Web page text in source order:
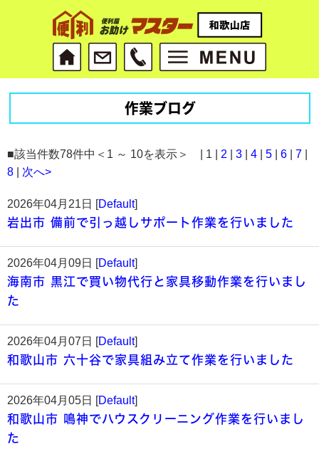
作業ブログ
■該当件数78件中＜1 ～ 10を表示＞ | 1 | 2 3 4 5 6 7
8
次へ>
2026年04月21日 [Default]
岩出市 備前で引っ越しサポート作業を行いました
2026年04月09日 [Default]
海南市 黒江で買い物代行と家具移動作業を行いまし
た
2026年04月07日 [Default]
和歌山市 六十谷で家具組み立て作業を行いました
2026年04月05日 [Default]
和歌山市 鳴神でハウスクリーニング作業を行いまし
た